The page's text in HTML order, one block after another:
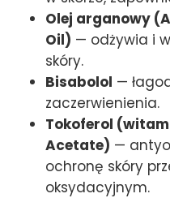
Olej arganowy
Oil) — odżywia i
skóry.
Bisabolol —
zaczerwienienia.
Tokoferol
Acetate) —
ochronę skóry
oksydacyjnym.